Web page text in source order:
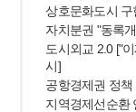
상호문화도시
자치분권 "동록
도시외교 2.0 ["
시]
공항경제권 정책
지역경제선순환